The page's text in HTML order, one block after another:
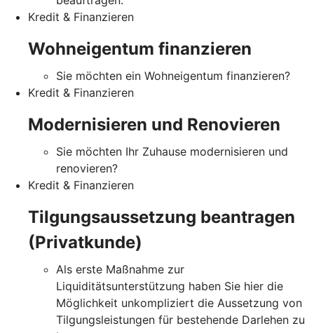
Kredit & Finanzieren
Wohneigentum finanzieren
Sie möchten ein Wohneigentum finanzieren?
Kredit & Finanzieren
Modernisieren und Renovieren
Sie möchten Ihr Zuhause modernisieren und
renovieren?
Kredit & Finanzieren
Tilgungsaussetzung beantragen
(Privatkunde)
Als erste Maßnahme zur
Liquiditätsunterstützung haben Sie hier die
Möglichkeit unkompliziert die Aussetzung von
Tilgungsleistungen für bestehende Darlehen zu